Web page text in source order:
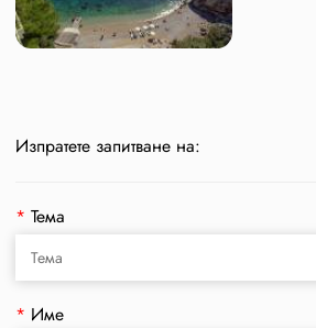
Изпратете запитване на:
* Тема
* Име